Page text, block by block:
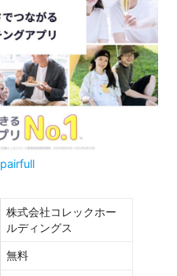
pairfull
株式会社コレックホー
ルディングス
無料